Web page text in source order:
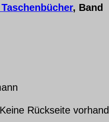
, Band
Rückseite